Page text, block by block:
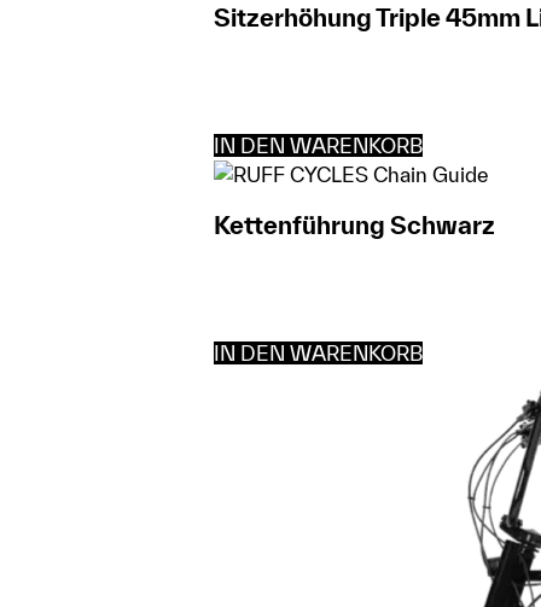
Sitzerhöhung Triple 45mm
IN DEN WARENKORB
Kettenführung Schwarz
IN DEN WARENKORB